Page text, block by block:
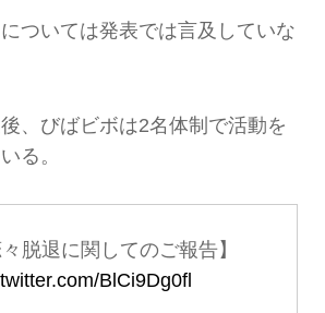
ついては発表では言及していな
、びばビボは2名体制で活動を
る。
々脱退に関してのご報告】
BlCi9Dg0fl